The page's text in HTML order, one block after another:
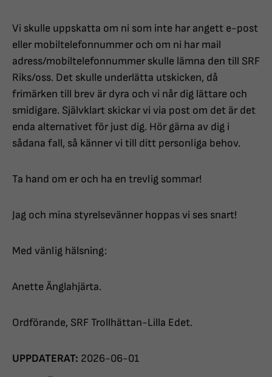
Vi skulle uppskatta om ni som inte har angett e-post
eller mobiltelefonnummer och om ni har mail
adress/mobiltelefonnummer skulle lämna den till SRF
Riks/oss. Det skulle underlätta utskicken, då
frimärken till brev är dyra och vi når dig lättare och
smidigare. Självklart skickar vi via post om det är det
enda alternativet för just dig. Hör gärna av dig i
sådana fall, så känner vi till ditt personliga behov.
Ta hand om er och ha en trevlig sommar!
Jag och mina styrelsevänner hoppas vi ses snart!
Med vänlig hälsning:
Anette Änglahjärta.
Ordförande, SRF Trollhättan-Lilla Edet.
UPPDATERAT: 2026-06-01